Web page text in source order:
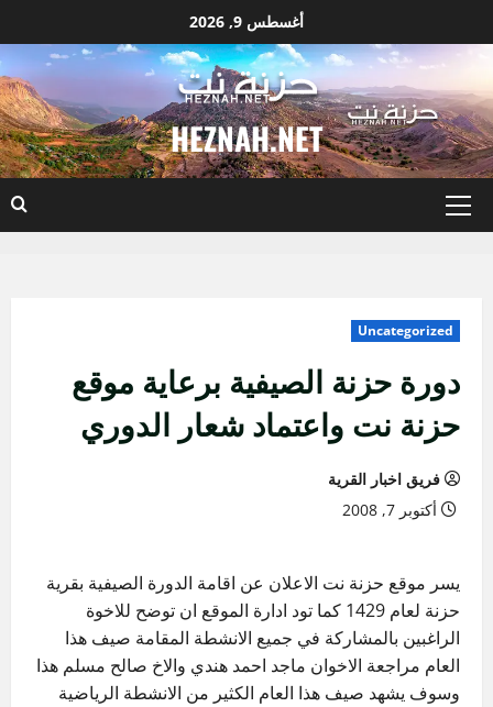
إلى
أغسطس 9, 2026
HEZNAH.NET
القائمة
Uncategorized
دورة حزنة الصيفية برعاية موقع
حزنة نت واعتماد شعار الدوري
فريق اخبار القرية
أكتوبر 7, 2008
يسر موقع حزنة نت الاعلان عن اقامة الدورة الصيفية بقرية
حزنة لعام 1429 كما تود ادارة الموقع ان توضح للاخوة
الراغبين بالمشاركة في جميع الانشطة المقامة صيف هذا
العام مراجعة الاخوان ماجد احمد هندي والاخ صالح مسلم هذا
وسوف يشهد صيف هذا العام الكثير من الانشطة الرياضية